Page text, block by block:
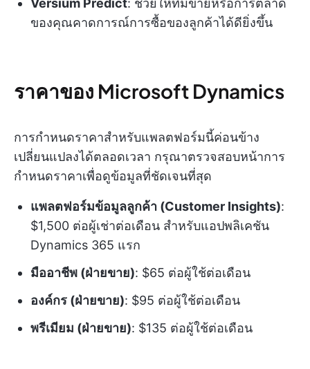
Versium Predict: ช่วยให้ทีมขายหรือการตลาด
ของคุณคาดการณ์การซื้อของลูกค้าได้ดียิ่งขึ้น
ราคาของ Microsoft Dynamics
การกำหนดราคาสำหรับแพลตฟอร์มนี้ค่อนข้าง
เปลี่ยนแปลงได้ตลอดเวลา กรุณาตรวจสอบหน้าการ
กำหนดราคาเพื่อดูข้อมูลที่ชัดเจนที่สุด
แพลตฟอร์มข้อมูลลูกค้า (Customer Insights):
$1,500 ต่อผู้เช่าต่อเดือน สำหรับแอปพลิเคชัน
Dynamics 365 แรก
มืออาชีพ (ฝ่ายขาย): $65 ต่อผู้ใช้ต่อเดือน
องค์กร (ฝ่ายขาย): $95 ต่อผู้ใช้ต่อเดือน
พรีเมียม (ฝ่ายขาย): $135 ต่อผู้ใช้ต่อเดือน